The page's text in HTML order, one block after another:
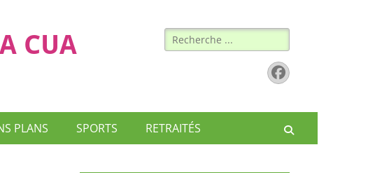
CUA Rechercher :
Facebook
PLANS SPORTS RETRAITÉS